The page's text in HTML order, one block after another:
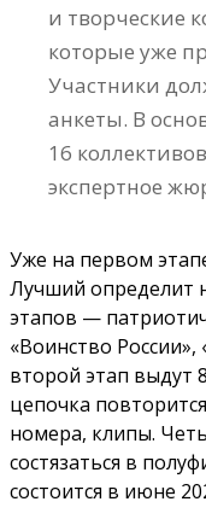
и творческие
которые уже
Участники
анкеты. В
16
экспертное
Уже на первом
Лучший определит
этапов —
«Воинство
второй этап выдут
цепочка
номера, клипы.
состязаться в
состоится в июне